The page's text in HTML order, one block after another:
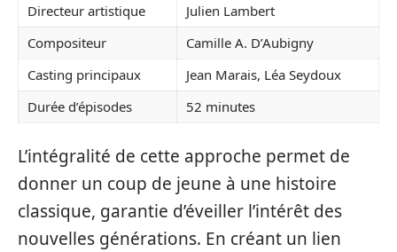
Directeur artistique
Julien Lambert
Compositeur
Camille A. D’Aubigny
Casting principaux
Jean Marais, Léa Seydoux
Durée d’épisodes
52 minutes
L’intégralité de cette approche permet de
donner un coup de jeune à une histoire
classique, garantie d’éveiller l’intérêt des
nouvelles générations. En créant un lien